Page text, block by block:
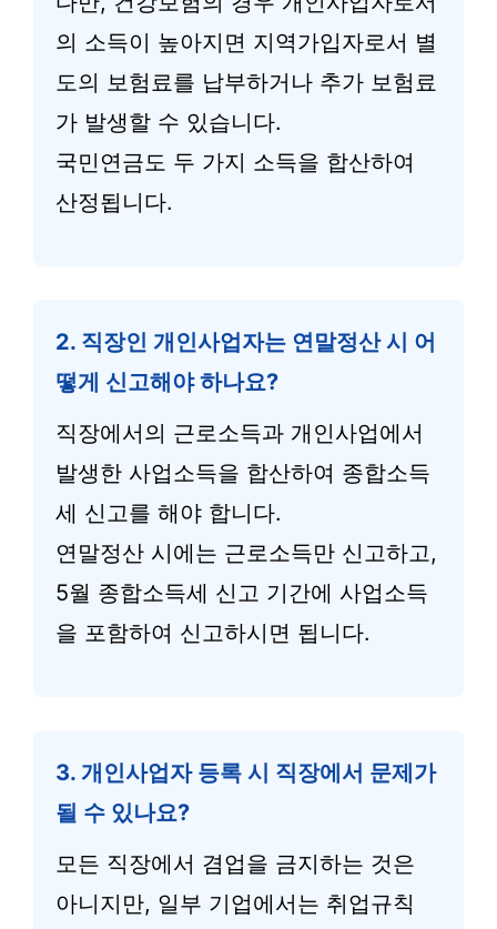
의 소득이 높아지면 지역가입자로서 별
도의 보험료를 납부하거나 추가 보험료
가 발생할 수 있습니다.
국민연금도 두 가지 소득을 합산하여
산정됩니다.
2. 직장인 개인사업자는 연말정산 시 어
떻게 신고해야 하나요?
직장에서의 근로소득과 개인사업에서
발생한 사업소득을 합산하여 종합소득
세 신고를 해야 합니다.
연말정산 시에는 근로소득만 신고하고,
5월 종합소득세 신고 기간에 사업소득
을 포함하여 신고하시면 됩니다.
3. 개인사업자 등록 시 직장에서 문제가
될 수 있나요?
모든 직장에서 겸업을 금지하는 것은
아니지만, 일부 기업에서는 취업규칙